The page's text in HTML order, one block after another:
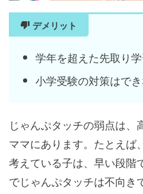
デメリット
学年を超えた先取り
小学受験の対策はで
じゃんぷタッチの弱点は、
ママにあります。たとえば
考えている子は、早い段階
でじゃんぷタッチは不向き